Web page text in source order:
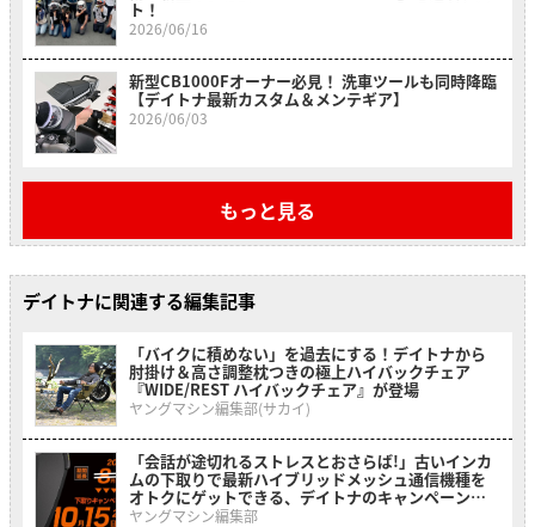
ト！
2026/06/16
新型CB1000Fオーナー必見！ 洗車ツールも同時降臨
【デイトナ最新カスタム＆メンテギア】
2026/06/03
もっと見る
デイトナに関連する編集記事
「バイクに積めない」を過去にする！デイトナから
肘掛け＆高さ調整枕つきの極上ハイバックチェア
『WIDE/REST ハイバックチェア』が登場
ヤングマシン編集部(サカイ)
「会話が途切れるストレスとおさらば!」古いインカ
ムの下取りで最新ハイブリッドメッシュ通信機種を
オトクにゲットできる、デイトナのキャンペーンが
開催中
ヤングマシン編集部